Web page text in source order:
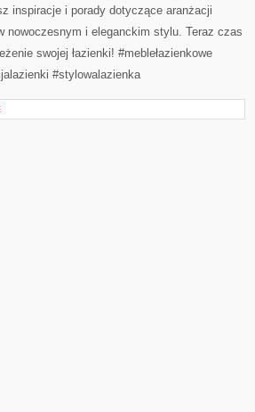
inspiracje i porady dotyczące aranżacji
nowoczesnym i eleganckim stylu. Teraz czas
swojej łazienki! #meblełazienkowe
#stylowalazienka